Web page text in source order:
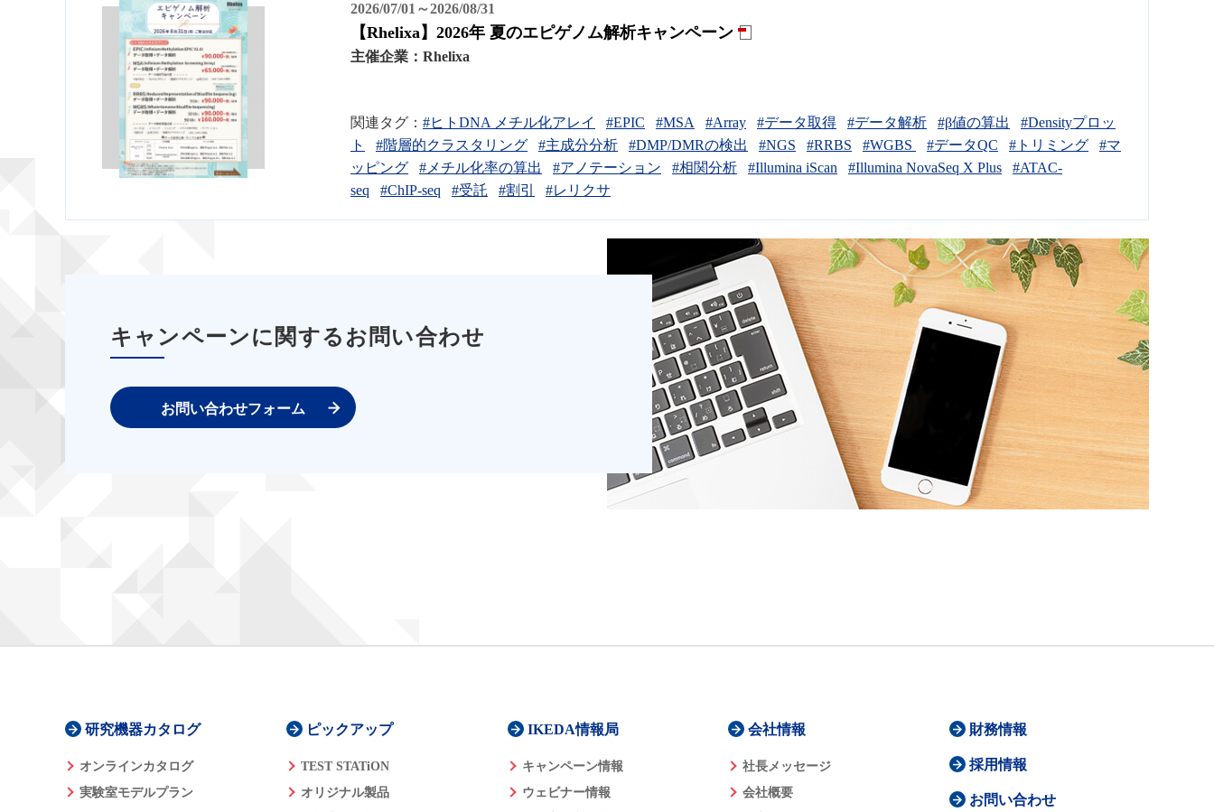
2026/07/01～2026/08/31
【Rhelixa】2026年 夏のエピゲノム解析キャンペーン
主催企業： Rhelixa
関連タグ： #ヒトDNA メチル化アレイ #EPIC #MSA #Array #データ取得 #データ解析 #β値の算出
#Densityプロッ
ト
#階層的クラスタリング #主成分分析 #DMP/DMRの検出 #NGS #RRBS #WGBS #データQC #トリミング
#マ
ッピング
#メチル化率の算出 #アノテーション #相関分析 #Illumina iScan #Illumina NovaSeq X Plus
#ATAC-
seq
#ChIP-seq #受託 #割引 #レリクサ
キャンペーンに関するお問い合わせ
お問い合わせフォーム
研究機器カタログ
オンラインカタログ
実験室モデルプラン
ピックアップ
TEST STATiON
オリジナル製品
IKEDA情報局
キャンペーン情報
ウェビナー情報
会社情報
社長メッセージ
会社概要
財務情報
採用情報
お問い合わせ